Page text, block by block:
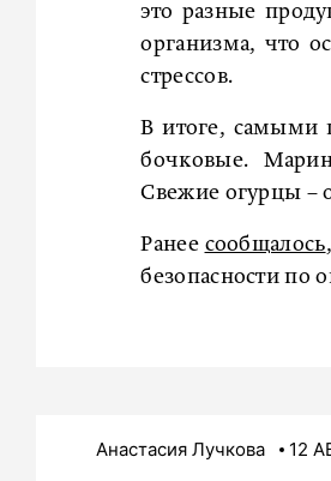
это разные
организма, что
стрессов.
В итоге, самыми
бочковые.
Свежие огурцы –
Ранее сообщалось
безопасности по
Анастасия Лучкова 12